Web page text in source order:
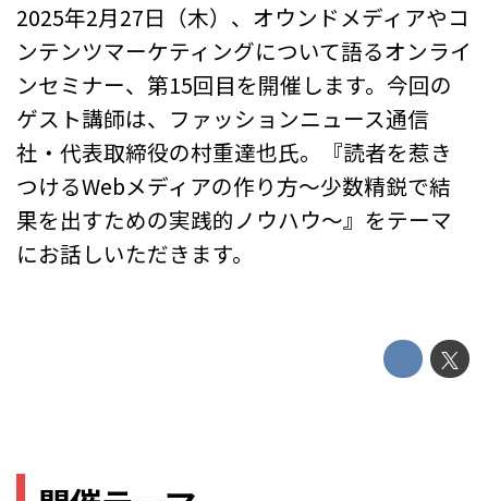
2025年2月27日（木）、オウンドメディアやコ
ンテンツマーケティングについて語るオンライ
ンセミナー、第15回目を開催します。今回の
ゲスト講師は、ファッションニュース通信
社・代表取締役の村重達也氏。『読者を惹き
つけるWebメディアの作り方〜少数精鋭で結
果を出すための実践的ノウハウ〜』をテーマ
にお話しいただきます。